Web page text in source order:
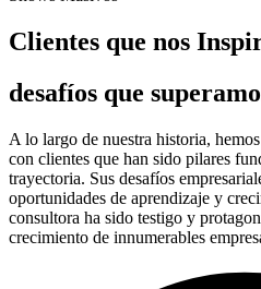
Clientes que nos
desafíos que
A lo largo de nuestra historia,
con clientes que han sido pilares
trayectoria. Sus desafíos
oportunidades de aprendizaje y
consultora ha sido testigo y
crecimiento de innumerables